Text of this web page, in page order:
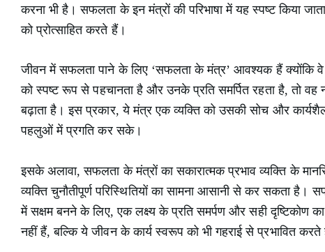
करना भी है। सफलता के इन मंत्रों की परिभाषा में यह स्पष्ट किया
को प्रोत्साहित करते हैं।
जीवन में सफलता पाने के लिए ‘सफलता के मंत्र’ आवश्यक हैं क्योंकि वे
को स्पष्ट रूप से पहचानता है और उनके प्रति समर्पित रहता है, तो
बढ़ाता है। इस प्रकार, ये मंत्र एक व्यक्ति को उसकी सोच और
पहलुओं में प्रगति कर सके।
इसके अलावा, सफलता के मंत्रों का सकारात्मक प्रभाव व्यक्ति के
व्यक्ति चुनौतीपूर्ण परिस्थितियों का सामना आसानी से कर सकता
में सक्षम बनने के लिए, एक लक्ष्य के प्रति समर्पण और सही दृष्टिकोण
नहीं हैं, बल्कि ये जीवन के कार्य स्वरूप को भी गहराई से प्रभावित करते